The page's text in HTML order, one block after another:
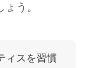
う。
ィスを習慣